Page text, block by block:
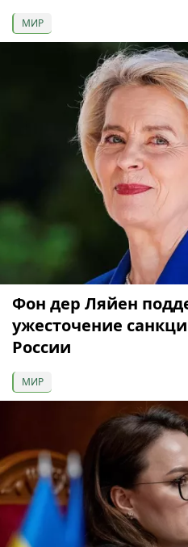
МИР
Фон дер Ляйен
ужесточение
России
МИР